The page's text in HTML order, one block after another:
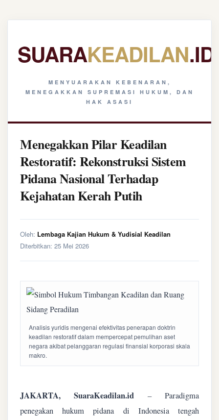
SUARAKEADILAN.ID
MENYUARAKAN KEBENARAN,
MENEGAKKAN SUPREMASI HUKUM, DAN
HAK ASASI
Menegakkan Pilar Keadilan
Restoratif: Rekonstruksi Sistem
Pidana Nasional Terhadap
Kejahatan Kerah Putih
Oleh: Lembaga Kajian Hukum & Yudisial Keadilan
Diterbitkan: 25 Mei 2026
Analisis yuridis mengenai efektivitas penerapan doktrin
keadilan restoratif dalam mempercepat pemulihan aset
negara akibat pelanggaran regulasi finansial korporasi skala
makro.
JAKARTA, SuaraKeadilan.id – Paradigma
penegakan hukum pidana di Indonesia tengah